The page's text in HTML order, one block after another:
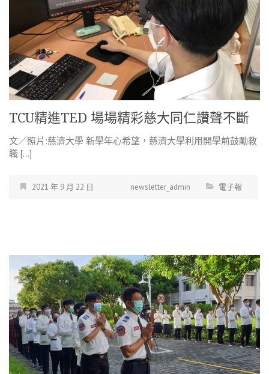
TCU精進TED 場場精彩慈大同仁讚聲不斷
文／照片:慈濟大學 新學年心希望，慈濟大學利用開學前鼓勵教
職 […]
2021 年 9 月 22 日 newsletter_admin 電子報